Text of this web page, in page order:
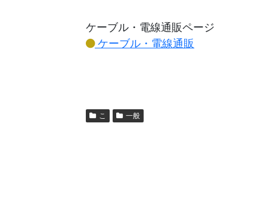
ケーブル・電線通販ページ
ケーブル・電線通販
こ 一般